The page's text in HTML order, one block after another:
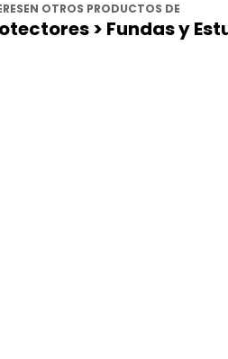
OTROS PRODUCTOS DE
> Fundas y